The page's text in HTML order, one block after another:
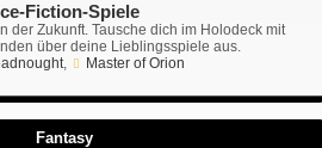
Fiction-Spiele
der Zukunft. Tausche dich im Holodeck mit
über deine Lieblingsspiele aus.
,
Master of Orion
Fantasy